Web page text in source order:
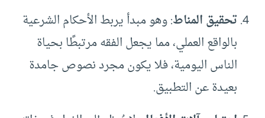
تحقيق المناط: وهو مبدأ يربط الأحكام الشرعية
بالواقع العملي، مما يجعل الفقه مرتبطًا بحياة
الناس اليومية، فلا يكون مجرد نصوص جامدة
بعيدة عن التطبيق.